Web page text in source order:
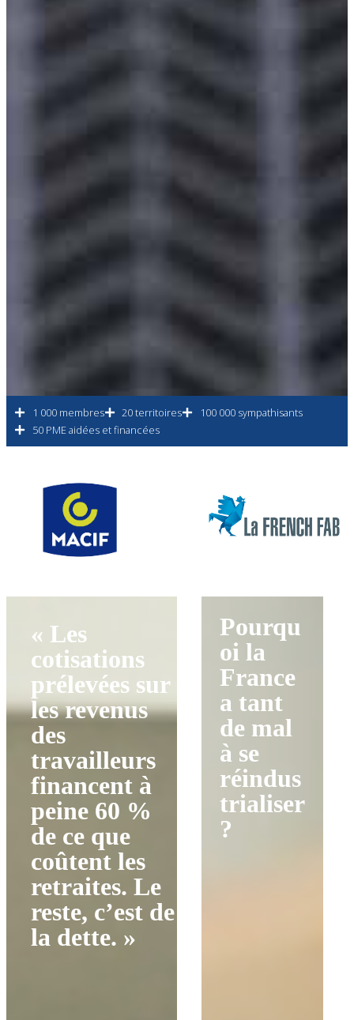
1 000 membres 20 territoires
100 000 sympathisants
50 PME aidées et financées
« Les
cotisations
prélevées sur
les revenus
des
travailleurs
financent à
peine 60 %
de ce que
coûtent les
retraites. Le
reste, c’est de
la dette. »
Pourqu
oi la
France
a tant
de mal
à se
réindus
trialiser
?